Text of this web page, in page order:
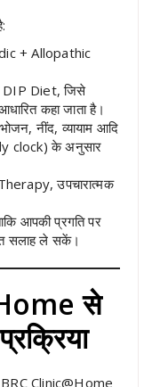
+ Allopathic
DIP Diet, जिसे
कहा जाता है।
नींद, व्यायाम आदि
clock) के अनुसार
उपचारात्मक
आपकी प्रगति पर
सलाह ले सकें।
से
Clinic@Home